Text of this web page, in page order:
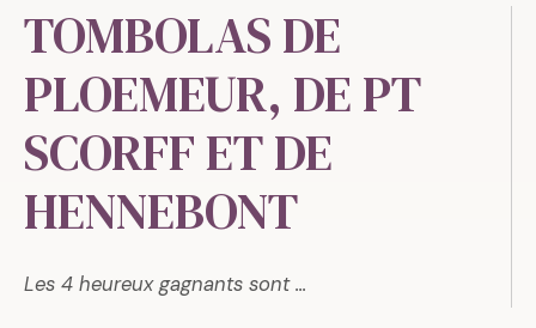
TOMBOLAS DE
PLOEMEUR, DE PT
SCORFF ET DE
HENNEBONT
Les 4 heureux gagnants sont ...